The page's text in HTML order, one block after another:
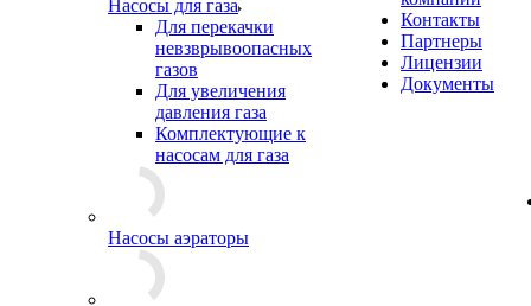
Насосы для газа
Для перекачки
невзврывоопасных
газов
Для увеличения
давления газа
Комплектующие к
насосам для газа
Насосы аэраторы
Контакты
Партнеры
Лицензии
Документы